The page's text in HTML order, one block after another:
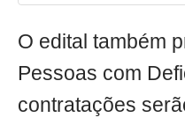
O edital também
Pessoas com
contratações